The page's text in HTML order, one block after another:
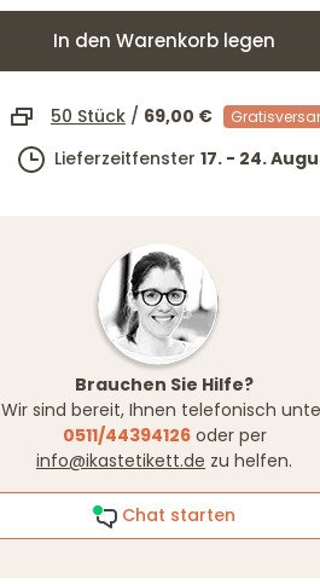
In den Warenkorb legen
50 Stück / 69,00 €
Lieferzeitfenster 17. - 24.
Brauchen Sie Hilfe?
Wir sind bereit, Ihnen telefonisch
0511/44394126oder per
info@ikastetikett.de zu helfen.
Chat starten